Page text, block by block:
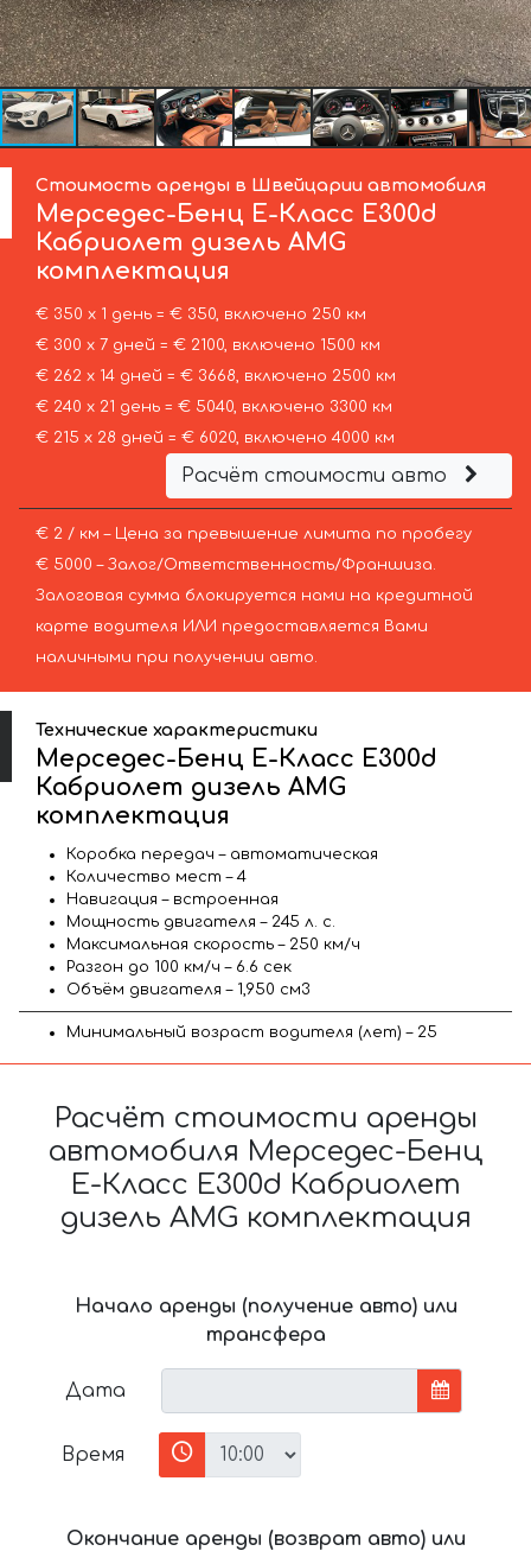
Стоимость аренды в Швейцарии автомобиля
Мерседес-Бенц Е-Класс Е300d
Кабриолет дизель AMG
комплектация
€ 350 х 1 день = € 350, включено 250 км
€ 300 х 7 дней = € 2100, включено 1500 км
€ 262 х 14 дней = € 3668, включено 2500 км
€ 240 х 21 день = € 5040, включено 3300 км
€ 215 х 28 дней = € 6020, включено 4000 км
Расчёт стоимости авто
€ 2 / км – Цена за превышение лимита по пробегу
€ 5000 – Залог/Ответственность/Франшиза.
Залоговая сумма блокируется нами на кредитной
карте водителя ИЛИ предоставляется Вами
наличными при получении авто.
Технические характеристики
Мерседес-Бенц Е-Класс Е300d
Кабриолет дизель AMG
комплектация
Коробка передач – автоматическая
Количество мест – 4
Навигация – встроенная
Мощность двигателя – 245 л. с.
Максимальная скорость – 250 км/ч
Разгон до 100 км/ч – 6.6 сек
Объём двигателя – 1,950 см3
Минимальный возраст водителя (лет) – 25
Расчёт стоимости аренды
автомобиля Мерседес-Бенц
Е-Класс Е300d Кабриолет
дизель AMG комплектация
Начало аренды (получение авто) или
трансфера
Дата
Время
Окончание аренды (возврат авто) или